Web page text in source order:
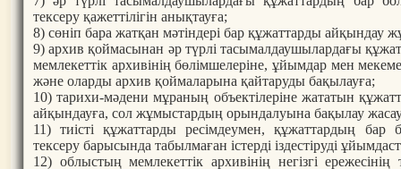
тексеру қажеттілігін анықтауға;
8) сөніп бара жатқан мәтіндері бар құжаттарды
9) архив қоймасынан әр түрлі тасымалдаушылардағы
мемлекеттік архивінің бөлімшелеріне, ұйымдар мен
және оларды архив қоймаларына қайтаруды бақылауға;
10) тарихи-мәдени мұраның объектілеріне жататын
айқындауға, сол жұмыстардың орындалуына бақылау
11) тиісті құжаттарды ресімдеумен, құжаттардың
тексеру барысында табылмаған істерді іздестіруді
12) облыстың мемлекеттік архивінің негізгі